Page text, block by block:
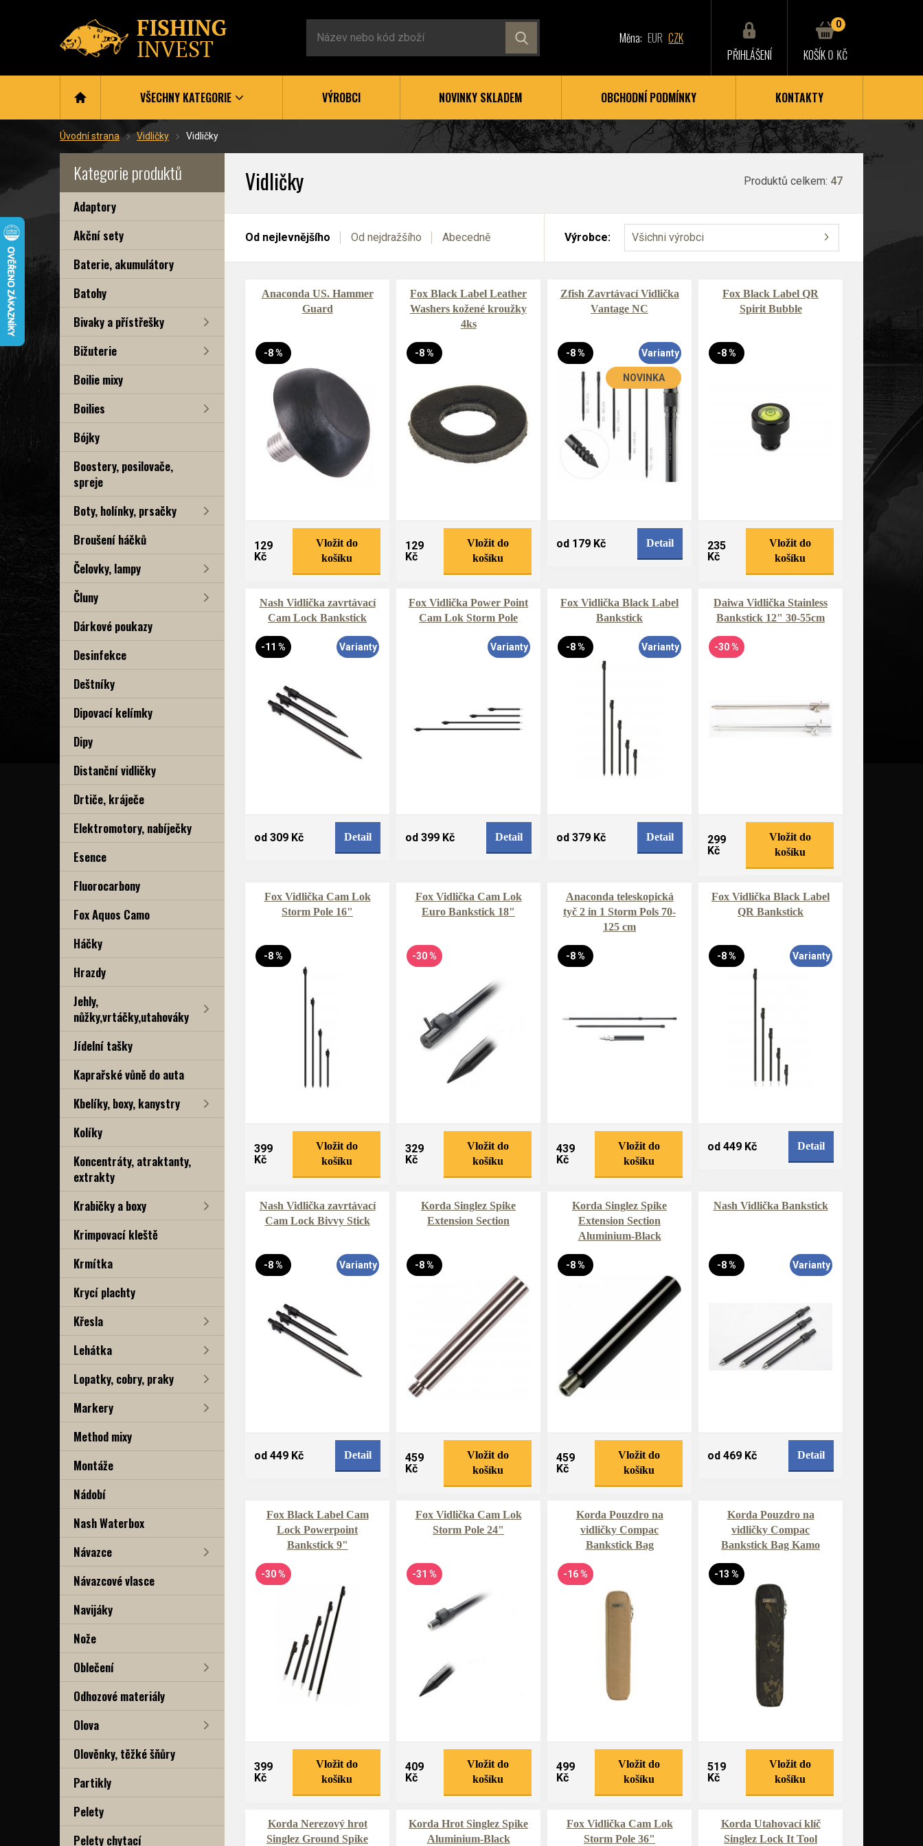
Měna: EUR CZK
PŘIHLÁŠENÍ
0
KOŠÍK0 KČ
VŠECHNY KATEGORIE VÝROBCI NOVINKY SKLADEM OBCHODNÍ PODMÍNKY KONTAKTY
Úvodní strana Vidličky Vidličky
Kategorie produktů
Adaptory
Akční sety
Baterie, akumulátory
Batohy
Bivaky a přístřešky
Bižuterie
Boilie mixy
Boilies
Bójky
Boostery, posilovače,
spreje
Boty, holínky, prsačky
Broušení háčků
Čelovky, lampy
Čluny
Dárkové poukazy
Desinfekce
Deštníky
Dipovací kelímky
Dipy
Distanční vidličky
Drtiče, kráječe
Elektromotory, nabíječky
Esence
Fluorocarbony
Fox Aquos Camo
Háčky
Hrazdy
Jehly,
nůžky,vrtáčky,utahováky
Jídelní tašky
Kaprařské vůně do auta
Kbelíky, boxy, kanystry
Kolíky
Koncentráty, atraktanty,
extrakty
Krabičky a boxy
Krimpovací kleště
Krmítka
Krycí plachty
Křesla
Lehátka
Lopatky, cobry, praky
Markery
Method mixy
Montáže
Nádobí
Nash Waterbox
Návazce
Návazcové vlasce
Navijáky
Nože
Oblečení
Odhozové materiály
Olova
Olověnky, těžké šňůry
Partikly
Pelety
Pelety chytací
Vidličky Produktů celkem: 47
Od nejlevnějšího Od nejdražšího Abecedně Výrobce: Všichni výrobci
Anaconda US. Hammer
Guard
-8 %
129
Kč
Vložit do
košíku
Fox Black Label Leather
Washers kožené kroužky
4ks
-8 %
129
Kč
Vložit do
košíku
Zfish Zavrtávací Vidlička
Vantage NC
-8 %
NOVINKA
Varianty
od 179 Kč Detail
Fox Black Label QR
Spirit Bubble
-8 %
235
Kč
Vložit do
košíku
Nash Vidlička zavrtávací
Cam Lock Bankstick
-11 % Varianty
od 309 Kč Detail
Fox Vidlička Power Point
Cam Lok Storm Pole
Varianty
od 399 Kč Detail
Fox Vidlička Black Label
Bankstick
-8 % Varianty
od 379 Kč Detail
Daiwa Vidlička Stainless
Bankstick 12" 30-55cm
-30 %
299
Kč
Vložit do
košíku
Fox Vidlička Cam Lok
Storm Pole 16"
-8 %
399
Kč
Vložit do
košíku
Fox Vidlička Cam Lok
Euro Bankstick 18"
-30 %
329
Kč
Vložit do
košíku
Anaconda teleskopická
tyč 2 in 1 Storm Pols 70-
125 cm
-8 %
439
Kč
Vložit do
košíku
Fox Vidlička Black Label
QR Bankstick
-8 % Varianty
od 449 Kč Detail
Nash Vidlička zavrtávací
Cam Lock Bivvy Stick
-8 % Varianty
od 449 Kč Detail
Korda Singlez Spike
Extension Section
-8 %
459
Kč
Vložit do
košíku
Korda Singlez Spike
Extension Section
Aluminium-Black
-8 %
459
Kč
Vložit do
košíku
Nash Vidlička Bankstick
-8 % Varianty
od 469 Kč Detail
Fox Black Label Cam
Lock Powerpoint
Bankstick 9"
-30 %
399
Kč
Vložit do
košíku
Fox Vidlička Cam Lok
Storm Pole 24"
-31 %
409
Kč
Vložit do
košíku
Korda Pouzdro na
vidličky Compac
Bankstick Bag
-16 %
499
Kč
Vložit do
košíku
Korda Pouzdro na
vidličky Compac
Bankstick Bag Kamo
-13 %
519
Kč
Vložit do
košíku
Korda Nerezový hrot
Singlez Ground Spike
Korda Hrot Singlez Spike
Aluminium-Black
Fox Vidlička Cam Lok
Storm Pole 36"
Korda Utahovací klíč
Singlez Lock It Tool